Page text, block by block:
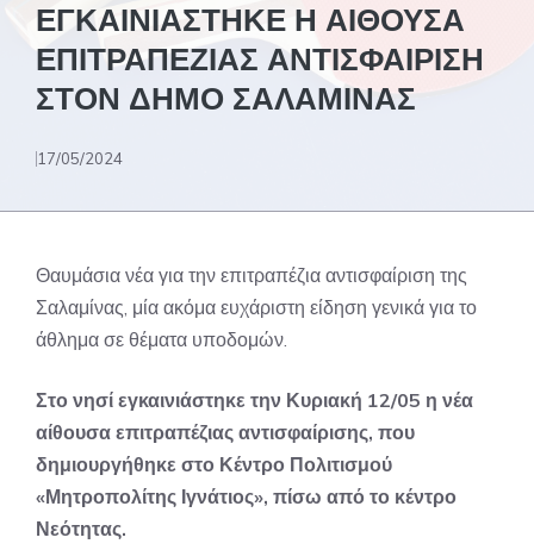
ΕΓΚΑΙΝΙΑΣΤΗΚΕ Η ΑΙΘΟΥΣΑ
ΕΠΙΤΡΑΠΕΖΙΑΣ ΑΝΤΙΣΦΑΙΡΙΣΗ
ΣΤΟΝ ΔΗΜΟ ΣΑΛΑΜΙΝΑΣ
17/05/2024
Θαυμάσια νέα για την επιτραπέζια αντισφαίριση της
Σαλαμίνας, μία ακόμα ευχάριστη είδηση γενικά για το
άθλημα σε θέματα υποδομών.
Στο νησί εγκαινιάστηκε την Κυριακή 12/05 η νέα
αίθουσα επιτραπέζιας αντισφαίρισης, που
δημιουργήθηκε στο Κέντρο Πολιτισμού
«Μητροπολίτης Ιγνάτιος», πίσω από το κέντρο
Νεότητας.